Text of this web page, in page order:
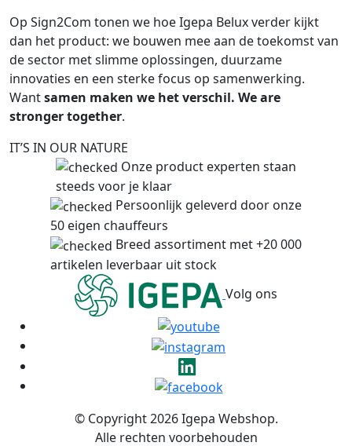
Op Sign2Com tonen we hoe Igepa Belux verder kijkt
dan het product: we bouwen mee aan de toekomst van
de sector met slimme oplossingen, duurzame
innovaties en een sterke focus op samenwerking.
Wantsamen maken we het verschil. We are
strongertogether.
IT’S IN OUR NATURE
Onze product experten staan
steeds voor je klaar
Persoonlijk geleverd door onze
50 eigen chauffeurs
Breed assortiment met +20 000
artikelen leverbaar uit stock
Volg ons
© Copyright 2026 Igepa Webshop.
Alle rechten voorbehouden